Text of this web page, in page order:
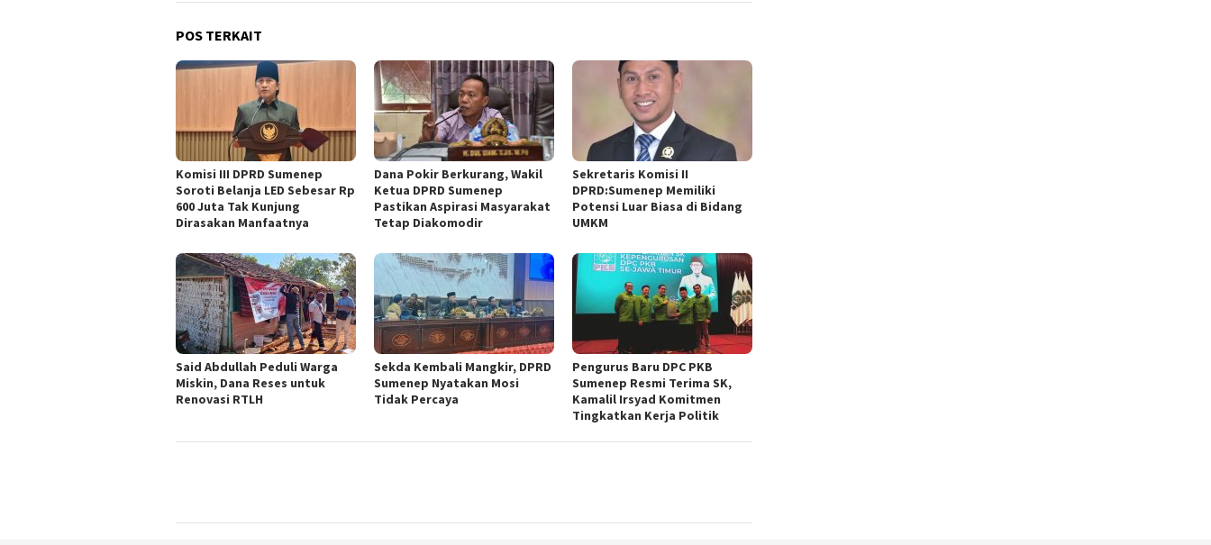
POS TERKAIT
Komisi III DPRD Sumenep
Soroti Belanja LED Sebesar Rp
600 Juta Tak Kunjung
Dirasakan Manfaatnya
Dana Pokir Berkurang, Wakil
Ketua DPRD Sumenep
Pastikan Aspirasi Masyarakat
Tetap Diakomodir
Sekretaris Komisi II
DPRD:Sumenep Memiliki
Potensi Luar Biasa di Bidang
UMKM
Said Abdullah Peduli Warga
Miskin, Dana Reses untuk
Renovasi RTLH
Sekda Kembali Mangkir, DPRD
Sumenep Nyatakan Mosi
Tidak Percaya
Pengurus Baru DPC PKB
Sumenep Resmi Terima SK,
Kamalil Irsyad Komitmen
Tingkatkan Kerja Politik